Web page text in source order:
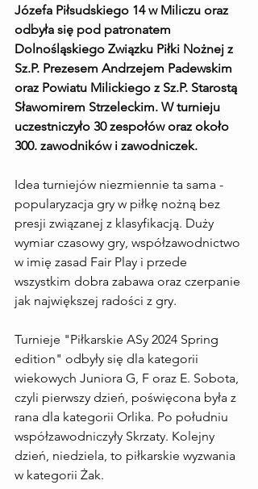
Józefa Piłsudskiego 14 w Miliczu oraz
odbyła się pod patronatem
Dolnośląskiego Związku Piłki Nożnej z
Sz.P. Prezesem Andrzejem Padewskim
oraz Powiatu Milickiego z Sz.P. Starostą
Sławomirem Strzeleckim. W turnieju
uczestniczyło 30 zespołów oraz około
300. zawodników i zawodniczek.
Idea turniejów niezmiennie ta sama -
popularyzacja gry w piłkę nożną bez
presji związanej z klasyfikacją. Duży
wymiar czasowy gry, współzawodnictwo
w imię zasad Fair Play i przede
wszystkim dobra zabawa oraz czerpanie
jak największej radości z gry.
Turnieje "Piłkarskie ASy 2024 Spring
edition" odbyły się dla kategorii
wiekowych Juniora G, F oraz E. Sobota,
czyli pierwszy dzień, poświęcona była z
rana dla kategorii Orlika. Po południu
współzawodniczyły Skrzaty. Kolejny
dzień, niedziela, to piłkarskie wyzwania
w kategorii Żak.